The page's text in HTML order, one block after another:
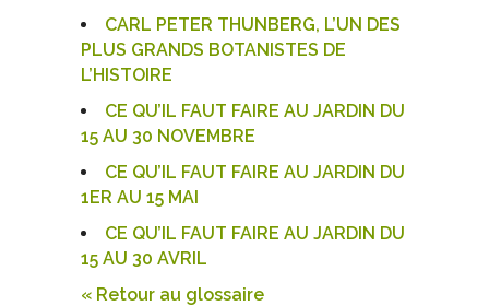
CARL PETER THUNBERG, L’UN DES
PLUS GRANDS BOTANISTES DE
L’HISTOIRE
CE QU’IL FAUT FAIRE AU JARDIN DU
15 AU 30 NOVEMBRE
CE QU’IL FAUT FAIRE AU JARDIN DU
1ER AU 15 MAI
CE QU’IL FAUT FAIRE AU JARDIN DU
15 AU 30 AVRIL
« Retour au glossaire